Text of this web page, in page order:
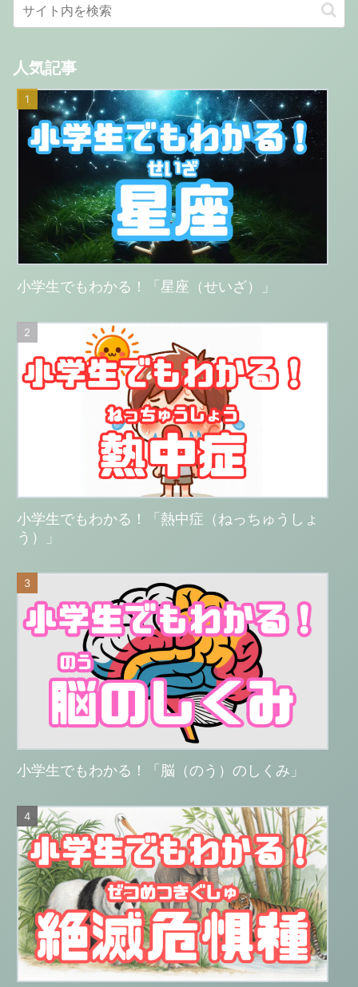
人気記事
小学生でもわかる！「星座（せいざ）」
小学生でもわかる！「熱中症（ねっちゅうしょ
う）」
小学生でもわかる！「脳（のう）のしくみ」